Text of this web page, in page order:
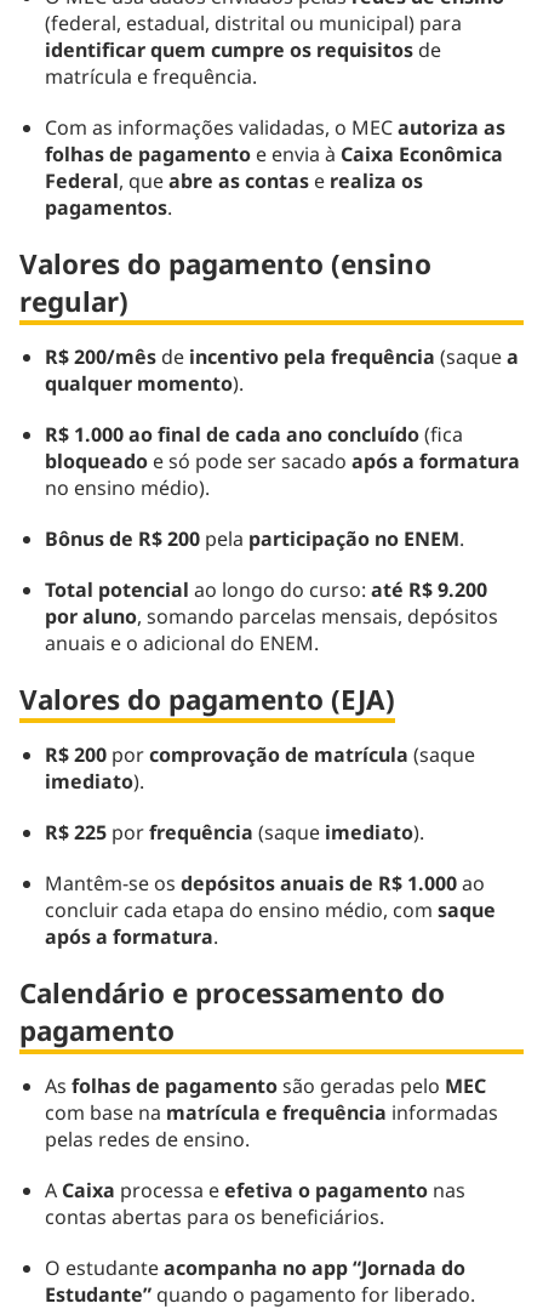
(federal, estadual, distrital ou municipal) para
identificar quem cumpre os requisitosde
matrícula e frequência.
Com as informações validadas, o MECautoriza as
folhas de pagamentoe envia à Caixa Econômica
Federal, queabre as contase realiza os
pagamentos.
Valores do pagamento (ensino
regular)
R$ 200/mêsde incentivo pela frequência (saquea
qualquer momento).
R$ 1.000 ao final de cada ano concluído(fica
bloqueadoe só pode ser sacado após a formatura
no ensino médio).
Bônus de R$ 200pela participação no ENEM.
Total potencial ao longo do curso: até R$ 9.200
por aluno, somando parcelas mensais, depósitos
anuais e o adicional do ENEM.
Valores do pagamento (EJA)
R$ 200porcomprovação de matrícula (saque
imediato).
R$ 225porfrequência (saque imediato).
Mantêm-se os depósitos anuais de R$ 1.000ao
concluir cada etapa do ensino médio, com saque
após a formatura.
Calendário e processamento do
pagamento
As folhas de pagamentosão geradas pelo MEC
com base na matrícula e frequência informadas
pelas redes de ensino.
A Caixa processa eefetiva o pagamentonas
contas abertas para os beneficiários.
O estudanteacompanha no app “Jornada do
Estudante”quando o pagamento for liberado.